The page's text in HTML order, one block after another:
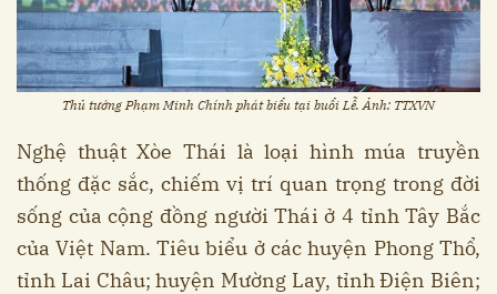
Thủ tướng Phạm Minh Chính phát biểu tại buổi Lễ. Ảnh: TTXVN
Nghệ thuật Xòe Thái là loại hình múa truyền
thống đặc sắc, chiếm vị trí quan trọng trong đời
sống của cộng đồng người Thái ở 4 tỉnh Tây Bắc
của Việt Nam. Tiêu biểu ở các huyện Phong Thổ,
tỉnh Lai Châu; huyện Mường Lay, tỉnh Điện Biên;